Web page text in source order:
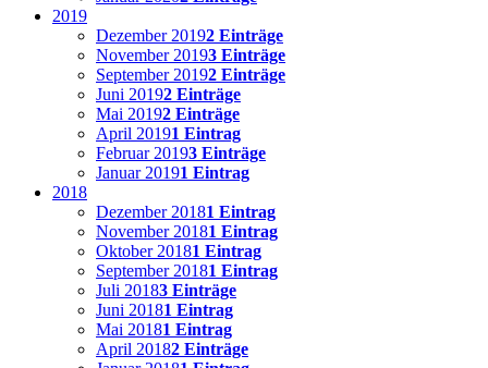
2019
Dezember 20192 Einträge
November 20193 Einträge
September 20192 Einträge
Juni 20192 Einträge
Mai 20192 Einträge
April 20191 Eintrag
Februar 20193 Einträge
Januar 20191 Eintrag
2018
Dezember 20181 Eintrag
November 20181 Eintrag
Oktober 20181 Eintrag
September 20181 Eintrag
Juli 20183 Einträge
Juni 20181 Eintrag
Mai 20181 Eintrag
April 20182 Einträge